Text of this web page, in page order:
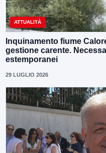
ATTUALITÀ
Inquinamento fiume
gestione carente.
estemporanei
29 LUGLIO 2026